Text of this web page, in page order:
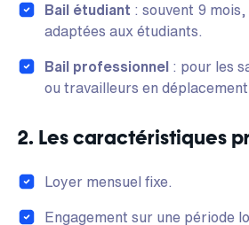
Bail étudiant : souvent 9
adaptées aux étudiants.
Bail professionnel : pour les
ou travailleurs en déplacement
2. Les caractéristiques
Loyer mensuel fixe.
Engagement sur une période